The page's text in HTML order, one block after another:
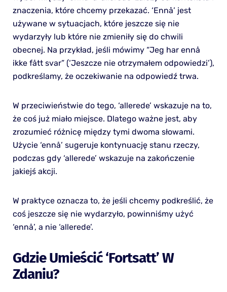
znaczenia, które chcemy przekazać. ‘Ennå’ jest
używane w sytuacjach, które jeszcze się nie
wydarzyły lub które nie zmieniły się do chwili
obecnej. Na przykład, jeśli mówimy “Jeg har ennå
ikke fått svar” (‘Jeszcze nie otrzymałem odpowiedzi’),
podkreślamy, że oczekiwanie na odpowiedź trwa.
W przeciwieństwie do tego, ‘allerede’ wskazuje na to,
że coś już miało miejsce. Dlatego ważne jest, aby
zrozumieć różnicę między tymi dwoma słowami.
Użycie ‘ennå’ sugeruje kontynuację stanu rzeczy,
podczas gdy ‘allerede’ wskazuje na zakończenie
jakiejś akcji.
W praktyce oznacza to, że jeśli chcemy podkreślić, że
coś jeszcze się nie wydarzyło, powinniśmy użyć
‘ennå’, a nie ‘allerede’.
Gdzie Umieścić ‘fortsatt’ W
Zdaniu?